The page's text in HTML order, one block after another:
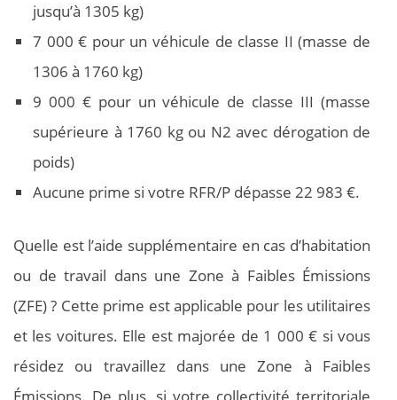
jusqu’à 1305 kg)
7 000 € pour un véhicule de classe II (masse de
1306 à 1760 kg)
9 000 € pour un véhicule de classe III (masse
supérieure à 1760 kg ou N2 avec dérogation de
poids)
Aucune prime si votre RFR/P dépasse 22 983 €.
Quelle est l’aide supplémentaire en cas d’habitation
ou de travail dans une Zone à Faibles Émissions
(ZFE) ? Cette prime est applicable pour les utilitaires
et les voitures. Elle est majorée de 1 000 € si vous
résidez ou travaillez dans une Zone à Faibles
Émissions. De plus, si votre collectivité territoriale